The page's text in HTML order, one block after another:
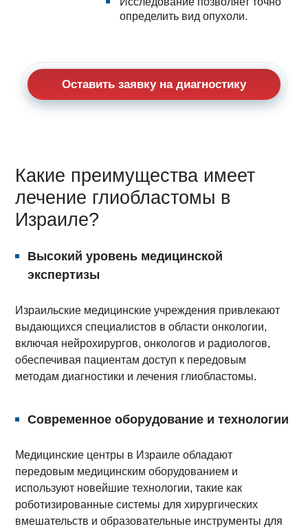
определить вид опухоли.
Оставить заявку на диагностику
Какие преимущества имеет
лечение глиобластомы в
Израиле?
Высокий уровень медицинской
экспертизы
Израильские медицинские учреждения привлекают
выдающихся специалистов в области онкологии,
включая нейрохирургов, онкологов и радиологов,
обеспечивая пациентам доступ к передовым
методам диагностики и лечения глиобластомы.
Современное оборудование и технологии
Медицинские центры в Израиле обладают
передовым медицинским оборудованием и
используют новейшие технологии, такие как
роботизированные системы для хирургических
вмешательств и образовательные инструменты для